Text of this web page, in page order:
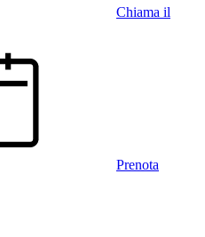
Chiama il
Prenota